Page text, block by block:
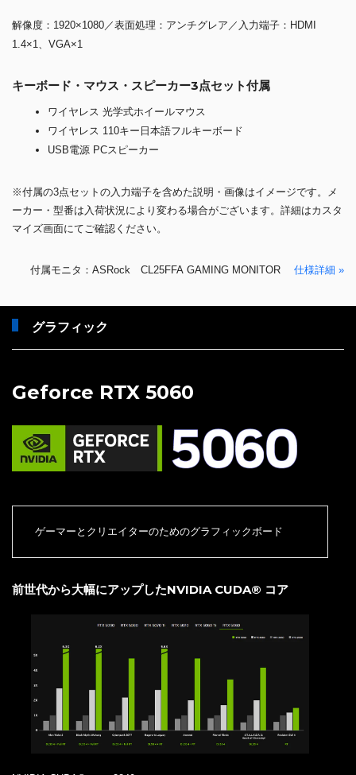
解像度：1920×1080／表面処理：アンチグレア／入力端子：HDMI
1.4×1、VGA×1
キーボード・マウス・スピーカー3点セット付属
ワイヤレス 光学式ホイールマウス
ワイヤレス 110キー日本語フルキーボード
USB電源 PCスピーカー
※付属の3点セットの入力端子を含めた説明・画像はイメージです。メ
ーカー・型番は入荷状況により変わる場合がございます。詳細はカスタ
マイズ画面にてご確認ください。
付属モニタ：ASRock CL25FFA GAMING MONITOR 仕様詳細 »
グラフィック
Geforce RTX 5060
ゲーマーとクリエイターのためのグラフィックボード
前世代から大幅にアップしたNVIDIA CUDA® コア